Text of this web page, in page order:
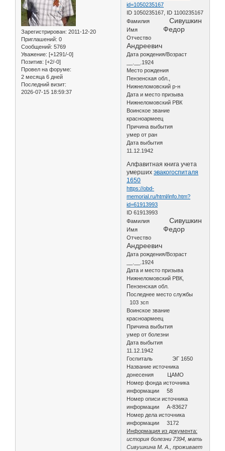
Зарегистрирован: 2011-12-20
Приглашений: 0
Сообщений: 5769
Уважение: [+1291/-0]
Позитив: [+2/-0]
Провел на форуме:
2 месяца 6 дней
Последний визит:
2026-07-15 18:59:37
id=1050235167
ID 1050235167, ID 1100235167
ФамилияСивушкин
ИмяФедор
Отчество
Андреевич
Дата рождения/Возраст
__.__.1924
Место рождения
Пензенская обл.,
Нижнеломовский р-н
Дата и место призыва
Нижнеломовский РВК
Воинское звание
красноармеец
Причина выбытия
умер от ран
Дата выбытия
11.12.1942
Алфавитная книга учета
умершихэвакогоспиталя
1650
https://obd-
memorial.ru/html/info.htm?
id=61913993
ID 61913993
ФамилияСивушкин
ИмяФедор
Отчество
Андреевич
Дата рождения/Возраст
__.__.1924
Дата и место призыва
Нижнеломовский РВК,
Пензенская обл.
Последнее место службы
103 зсп
Воинское звание
красноармеец
Причина выбытия
умер от болезни
Дата выбытия
11.12.1942
Госпиталь ЭГ 1650
Название источника
донесения ЦАМО
Номер фонда источника
информации 58
Номер описи источника
информации А-83627
Номер дела источника
информации 3172
Информация из документа:
история болезни 7394, мать
Сивушкина М. А., проживает